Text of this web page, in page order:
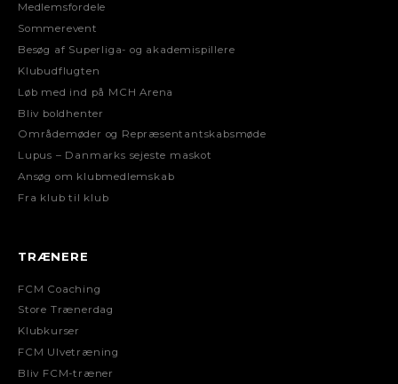
Medlemsfordele
Sommerevent
Besøg af Superliga- og akademispillere
Klubudflugten
Løb med ind på MCH Arena
Bliv boldhenter
Områdemøder og Repræsentantskabsmøde
Lupus – Danmarks sejeste maskot
Ansøg om klubmedlemskab
Fra klub til klub
TRÆNERE
FCM Coaching
Store Trænerdag
Klubkurser
FCM Ulvetræning
Bliv FCM-træner